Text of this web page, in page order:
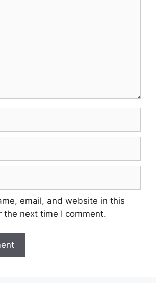
email, and website in this
the next time I comment.